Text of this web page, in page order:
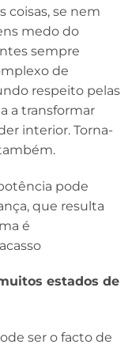
coisas, se nem
medo do
sempre
de
respeito pelas
a transformar
interior. Torna-
pode
que resulta
é
estados de
ser o facto de